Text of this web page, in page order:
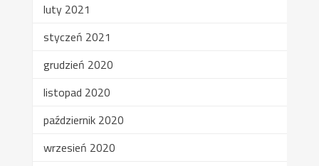
luty 2021
styczeń 2021
grudzień 2020
listopad 2020
październik 2020
wrzesień 2020